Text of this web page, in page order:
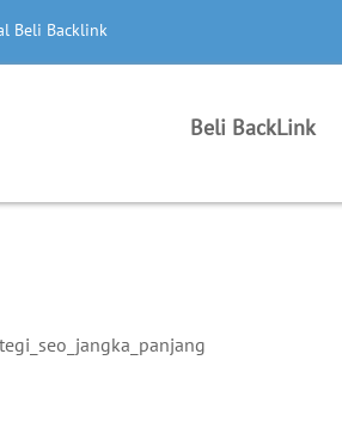
Beli Backlink
Beli BackLink